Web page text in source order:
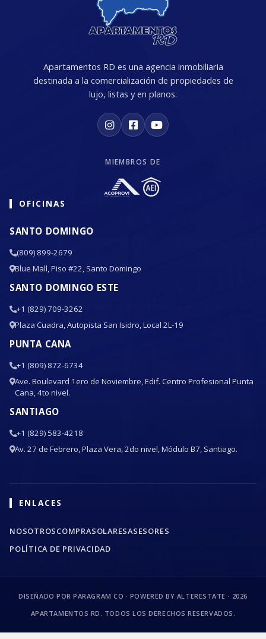
Apartamentos RD es una agencia inmobiliaria
destinada a la comercialización de propiedades de
lujo, listas y en planos.
MIEMBROS DE
OFICINAS
SANTO DOMINGO
(809) 899-2679
Blue Mall, Piso #22, Santo Domingo
SANTO DOMINGO ESTE
+1 (829) 709-3262
Plaza Cuadra, Autopista San Isidro, Local 2L-19
PUNTA CANA
+1 (809) 872-6734
Ave. Boulevard 1ero de Noviembre, Edif. Centro Profesional Punta
Cana, 4to nivel.
SANTIAGO
+1 (829) 583-4218
Av. 27 de Febrero, Plaza Vera, 2do nivel, Módulo B7, Santiago.
ENLACES
NOSOTROSCOMPRASOLARESASESORES
POLÍTICA DE PRIVACIDAD
DISEÑADO POR PARAGRAM CO · POWERED BY ALTERESTATE · 2026
APARTAMENTOS RD. TODOS LOS DERECHOS RESERVADOS.